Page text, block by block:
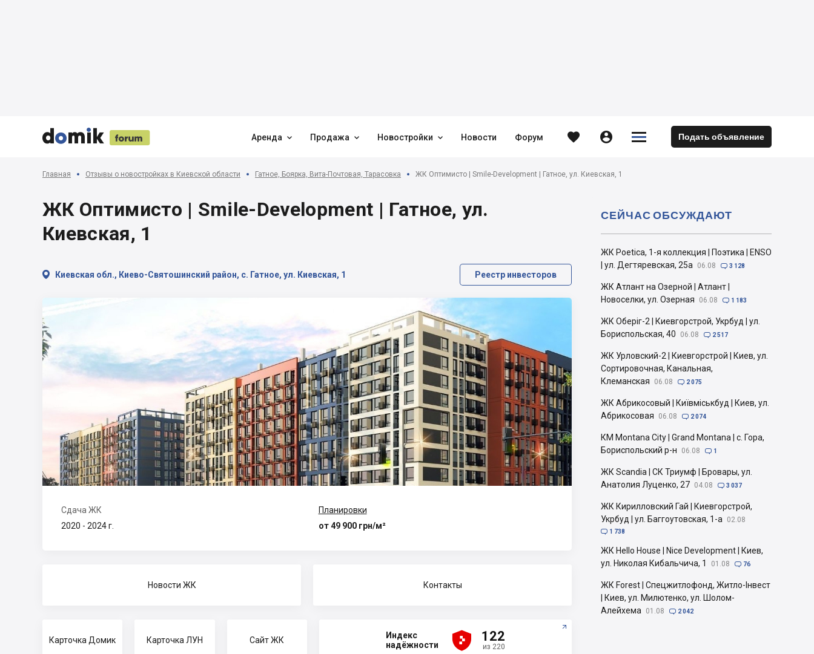


 
 Аренда  Продажа  Новостройки  Новости Форум   

 Подать объявление
Главная Отзывы о новостройках в Киевской области Гатное, Боярка, Вита-Почтовая, Тарасовка ЖК Оптимисто | Smile-Development | Гатное, ул. Киевская, 1
ЖК Оптимисто | Smile-Development | Гатное, ул.
Киевская, 1
 Киевская обл., Киево-Святошинский район, с. Гатное, ул. Киевская, 1 Реестр инвесторов
Сдача ЖК
2020 - 2024 г.
Планировки
от 49 900 грн/м²
Новости ЖК Контакты
Карточка Домик Карточка ЛУН Сайт ЖК
Индекс
надёжности




 122
из 220
ЖК Poetica, 1-я коллекция | Поэтика | ENSO
| ул. Дегтяревская, 25а
06.08  3 128
ЖК Атлант на Озерной | Атлант |
Новоселки, ул. Озерная
06.08  1 183
ЖК Оберіг-2 | Киевгорстрой, Укрбуд | ул.
Бориспольская, 40
06.08  2 517
ЖК Урловский-2 | Киевгорстрой | Киев, ул.
Сортировочная, Канальная,
Клеманская
06.08  2 075
ЖК Абрикосовый | Київміськбуд | Киев, ул.
Абрикосовая
06.08  2 074
КМ Montana City | Grand Montana | с. Гора,
Бориспольский р-н
06.08  1
ЖК Scandia | СК Триумф | Бровары, ул.
Анатолия Луценко, 27 04.08  3 037
ЖК Кирилловский Гай | Киевгорстрой,
Укрбуд | ул. Баггоутовская, 1-а
02.08
 1 738
ЖК Hello House | Nice Development | Киев,
ул. Николая Кибальчича, 1
01.08  76
ЖК Forest | Спецжитлофонд, Житло-Інвест
| Киев, ул. Милютенко, ул. Шолом-
Алейхема
01.08  2 042
СЕЙЧАС ОБСУЖДАЮТ